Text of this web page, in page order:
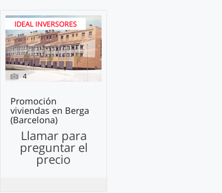
IDEAL INVERSORES
4
Promoción
viviendas en Berga
(Barcelona)
Llamar para
preguntar el
precio